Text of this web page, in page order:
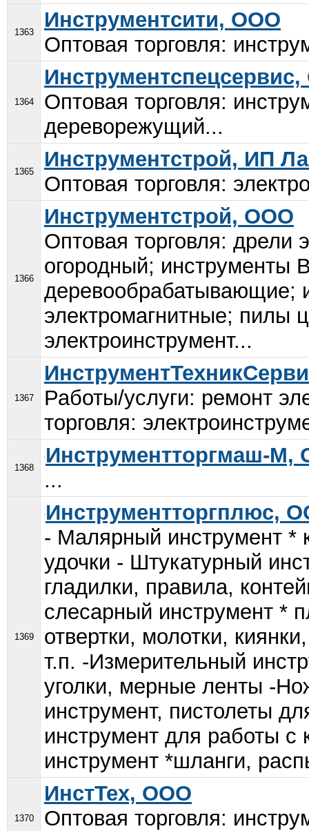
1363
Инструментсити, ООО
Оптовая торговля:
1364
Оптовая торговля:
дереворежущий...
1365
Инструментстрой, ИП
Оптовая торговля:
1366
Инструментстрой, ООО
Оптовая торговля: дрели
огородный; инструменты
деревообрабатывающие;
электромагнитные; пилы
электроинструмент...
1367
Работы/услуги: ремонт
торговля:
1368
Инструментторгмаш-М,
...
1369
Инструментторгплюс,
- Малярный инструмент *
удочки - Штукатурный
гладилки, правила,
слесарный инструмент *
отвертки, молотки,
т.п. -Измерительный
уголки, мерные ленты -
инструмент, пистолеты
инструмент для работы
инструмент *шланги,
1370
ИнстТех, ООО
Оптовая торговля: